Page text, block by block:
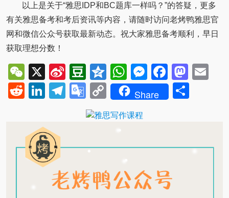
以上是关于“雅思IDP和BC题库一样吗？”的答疑，更多
有关雅思备考和考后资讯等内容，请随时访问老烤鸭雅思官
网和微信公众号获取最新动态。祝大家雅思备考顺利，早日
获取理想分数！
WeChat
X
Sina
Weibo
Douban
QzoneWhatsApp
Messenger
RedditLinkedIn
Telegram
Google
Translate
Copy
Link
Share